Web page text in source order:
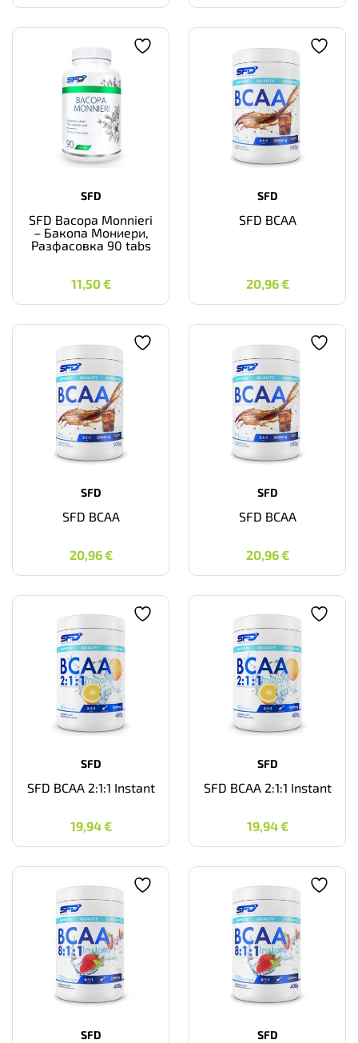
SFD
SFD Bacopa Monnieri
– Бакопа Мониери,
Разфасовка 90 tabs
11,50€
11,50 €
SFD
SFD BCAA
20,96€
20,96
SFD
SFD BCAA
20,96€
20,96
SFD
SFD BCAA
20,96€
20,96
SFD
SFD BCAA 2:1:1 Instant
19,94€
19,94
SFD
SFD BCAA 2:1:1 Instant
19,94€
19,94
SFD SFD